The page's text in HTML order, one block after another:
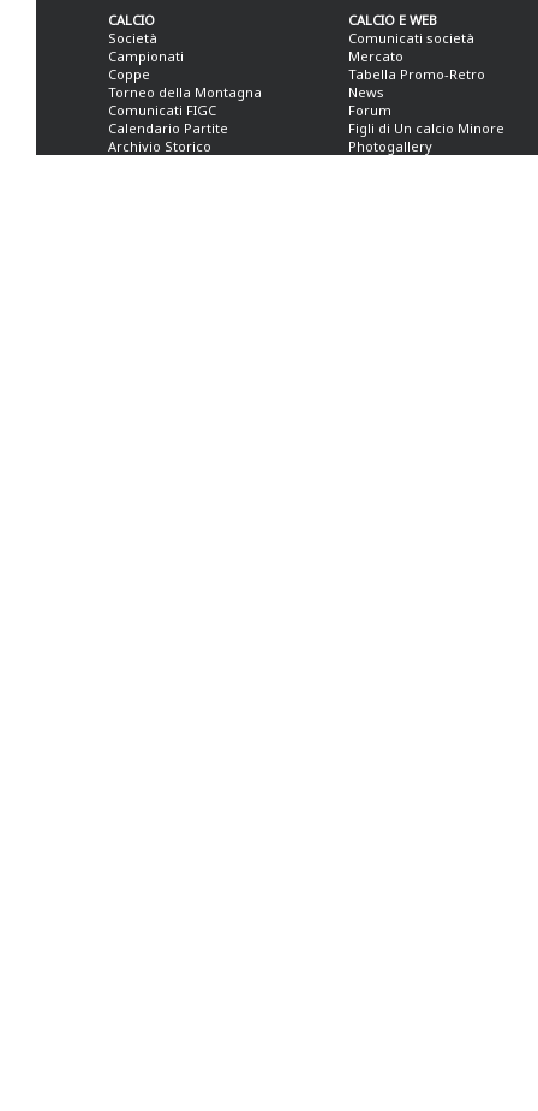
CALCIO
Società
Campionati
Coppe
Torneo della Montagna
Comunicati FIGC
Calendario Partite
Archivio Storico
CALCIO E WEB
Comunicati società
Mercato
Tabella Promo-Retro
News
Forum
Figli di Un calcio Minore
Photogallery